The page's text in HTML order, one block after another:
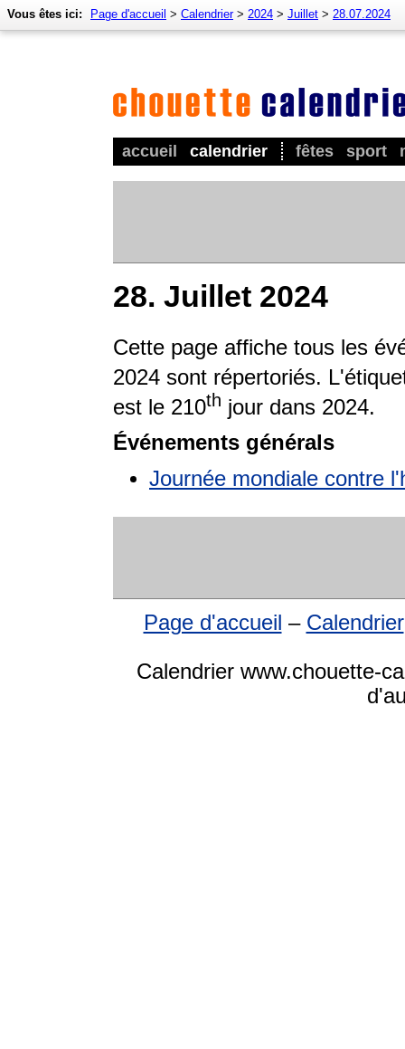
accueil calendrier fêtes sport
Vous êtes ici: Page d'accueil > Calendrier> 2024 > Juillet > 28.07.2024
28. Juillet 2024
Cette page affiche tous les
2024 sont répertoriés.
est le 210th jour dans 2024.
Événements générals
Journée mondiale contre
Page d'accueil – Calendrier
Calendrier www.chouette-